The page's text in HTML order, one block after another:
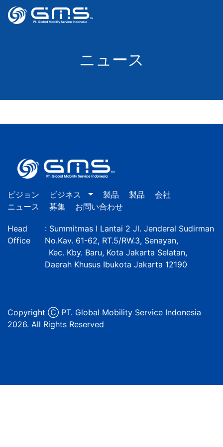
ニュース
ビジョン ビジネス 製品 製品
会社
ニュース
募集 お問い合わせ
Head
Office
: Summitmas I Lantai 2 Jl. Jenderal Sudirman
No.Kav. 61-62, RT.5/RW.3, Senayan,
Kec. Kby. Baru, Kota Jakarta Selatan,
Daerah Khusus Ibukota Jakarta 12190
Copyright Ⓒ PT. Global Mobility Service Indonesia
2026. All Rights Reserved